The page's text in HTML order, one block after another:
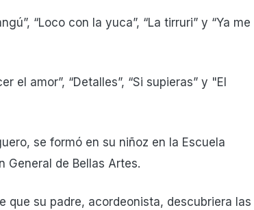
“Loco con la yuca”, “La tirruri” y “Ya me
el amor”, “Detalles”, “Si supieras” y "El
se formó en su niñoz en la Escuela
General de Bellas Artes.
que su padre, acordeonista, descubriera las